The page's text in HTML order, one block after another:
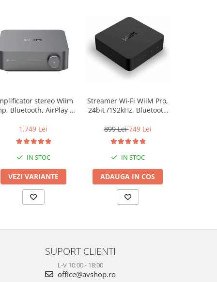
stereo Wiim
Bluetooth, AirPlay 2,
Chromecast, HDMI &
Voice Control
1.749 Lei
IN STOC
VEZI VARIANTE
Streamer Wi-Fi WiiM Pro,
24bit /192kHz, Bluetooth
Tidal Connect, Airplay 2
899 Lei749 Lei
IN STOC
ADAUGA IN COS
SUPORT CLIENTI
L-V 10:00 - 18:00
office@avshop.ro